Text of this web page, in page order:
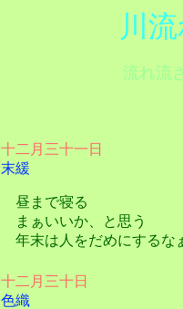
川
流れ流
十二月三十一日
末緩
昼まで寝る
まぁいいか、と思う
年末は人をだめにするな
十二月三十日
色織